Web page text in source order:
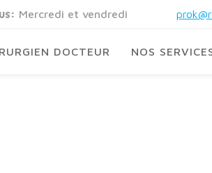
Mercredi et vendredi
DOCTEUR NOS